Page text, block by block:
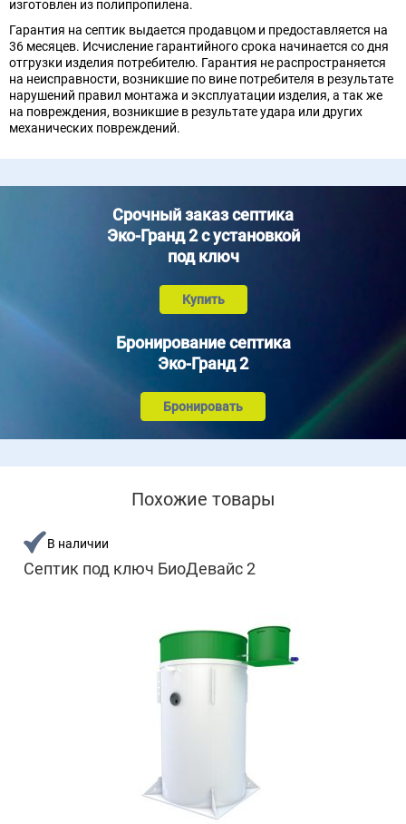
изготовлен из полипропилена.
Гарантия на септик выдается продавцом и предоставляется на
36 месяцев. Исчисление гарантийного срока начинается со дня
отгрузки изделия потребителю. Гарантия не распространяется
на неисправности, возникшие по вине потребителя в результате
нарушений правил монтажа и эксплуатации изделия, а так же
на повреждения, возникшие в результате удара или других
механических повреждений.
Срочный заказ септика
Эко-Гранд 2 с установкой
под ключ
Купить
Бронирование септика
Эко-Гранд 2
Бронировать
Похожие товары
В наличии
Септик под ключ БиоДевайс 2